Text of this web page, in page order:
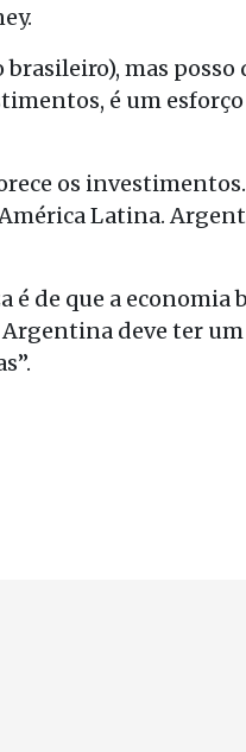
brasileiro), mas
é um
os
Latina.
é de que a
deve ter um